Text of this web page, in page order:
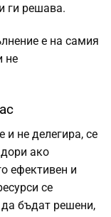
ги решава.
е на самия
не
и не делегира, се
ако
ефективен и
се
да бъдат решени,